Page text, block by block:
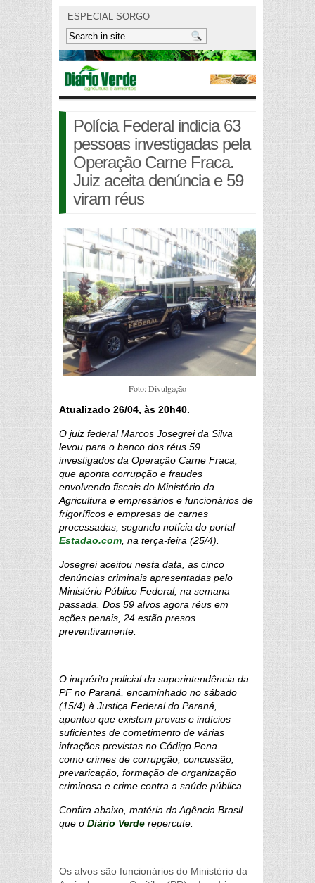
ESPECIAL SORGO
Polícia Federal indicia 63
pessoas investigadas pela
Operação Carne Fraca.
Juiz aceita denúncia e 59
viram réus
Foto: Divulgação
Atualizado 26/04, às 20h40.
O juiz federal Marcos Josegrei da Silva
levou para o banco dos réus 59
investigados da Operação Carne Fraca,
que aponta corrupção e fraudes
envolvendo fiscais do Ministério da
Agricultura e empresários e funcionários de
frigoríficos e empresas de carnes
processadas, segundo notícia do portal
Estadao.com, na terça-feira (25/4).
Josegrei aceitou nesta data, as cinco
denúncias criminais apresentadas pelo
Ministério Público Federal, na semana
passada. Dos 59 alvos agora réus em
ações penais, 24 estão presos
preventivamente.
O inquérito policial da superintendência da
PF no Paraná, encaminhado no sábado
(15/4) à Justiça Federal do Paraná,
apontou que existem provas e indícios
suficientes de cometimento de várias
infrações previstas no Código Pena
como crimes de corrupção, concussão,
prevaricação, formação de organização
criminosa e crime contra a saúde pública.
Confira abaixo, matéria da Agência Brasil
que o Diário Verde repercute.
Os alvos são funcionários do Ministério da